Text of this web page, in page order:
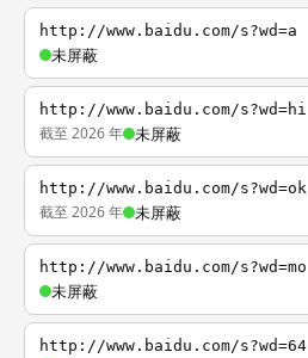
http://www.baidu.com/s?wd=a
未屏蔽
http://www.baidu.com/s?wd=hi
截至 2026 年 未屏蔽
http://www.baidu.com/s?wd=ok
截至 2026 年 未屏蔽
http://www.baidu.com/s?wd=mo
未屏蔽
http://www.baidu.com/s?wd=64